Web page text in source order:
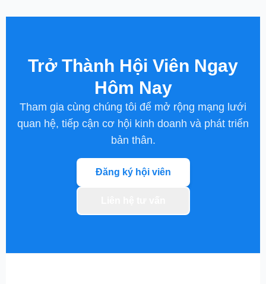
Trở Thành Hội Viên Ngay
Hôm Nay
Tham gia cùng chúng tôi để mở rộng mạng lưới
quan hệ, tiếp cận cơ hội kinh doanh và phát triển
bản thân.
Đăng ký hội viên